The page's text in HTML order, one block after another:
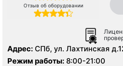
Отзыв об оборудовании
Адрес: СПб, ул. Лахтинская
Режим работы: 8:00-21:00